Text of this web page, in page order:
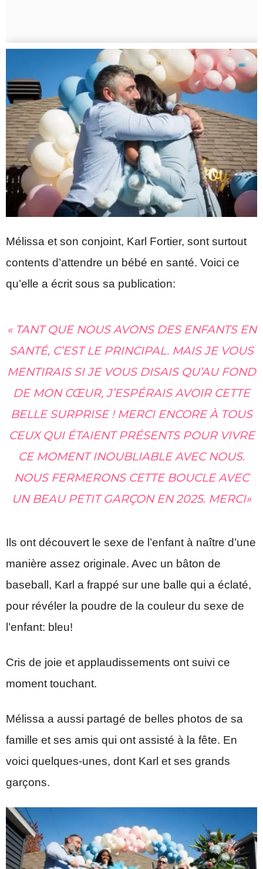
Mélissa et son conjoint, Karl Fortier, sont surtout
contents d’attendre un bébé en santé. Voici ce
qu’elle a écrit sous sa publication:
« TANT QUE NOUS AVONS DES ENFANTS EN
SANTÉ, C’EST LE PRINCIPAL. MAIS JE VOUS
MENTIRAIS SI JE VOUS DISAIS QU’AU FOND
DE MON CŒUR, J’ESPÉRAIS AVOIR CETTE
BELLE SURPRISE ! MERCI ENCORE À TOUS
CEUX QUI ÉTAIENT PRÉSENTS POUR VIVRE
CE MOMENT INOUBLIABLE AVEC NOUS.
NOUS FERMERONS CETTE BOUCLE AVEC
UN BEAU PETIT GARÇON EN 2025. MERCI»
Ils ont découvert le sexe de l’enfant à naître d’une
manière assez originale. Avec un bâton de
baseball, Karl a frappé sur une balle qui a éclaté,
pour révéler la poudre de la couleur du sexe de
l’enfant: bleu!
Cris de joie et applaudissements ont suivi ce
moment touchant.
Mélissa a aussi partagé de belles photos de sa
famille et ses amis qui ont assisté à la fête. En
voici quelques-unes, dont Karl et ses grands
garçons.